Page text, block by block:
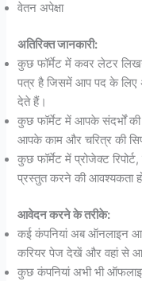
वेतन अपेक्षा
अतिरिक्त जानकारी:
कुछ फॉर्मेट में कवर लेटर
पत्र है जिसमें आप पद के लिए
देते हैं।
कुछ फॉर्मेट में आपके संदर्भों
आपके काम और चरित्र की
कुछ फॉर्मेट में प्रोजेक्ट
प्रस्तुत करने की आवश्यकता
आवेदन करने के तरीके:
कई कंपनियां अब ऑनलाइन
करियर पेज देखें और वहां से
कुछ कंपनियां अभी भी